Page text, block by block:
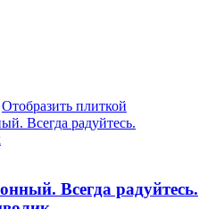
Отобразить плиткой
Всегда радуйтесь.